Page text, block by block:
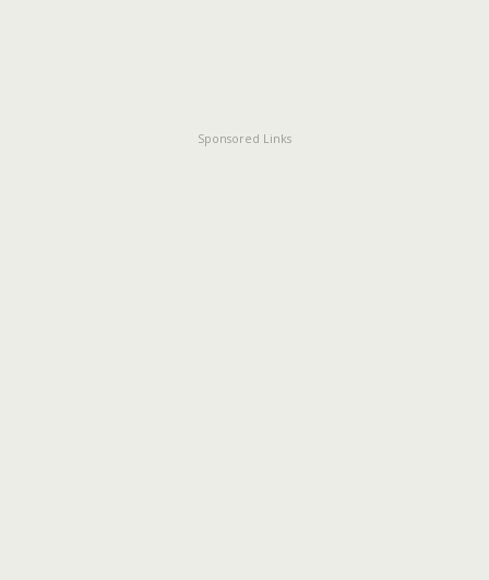
Sponsored Links